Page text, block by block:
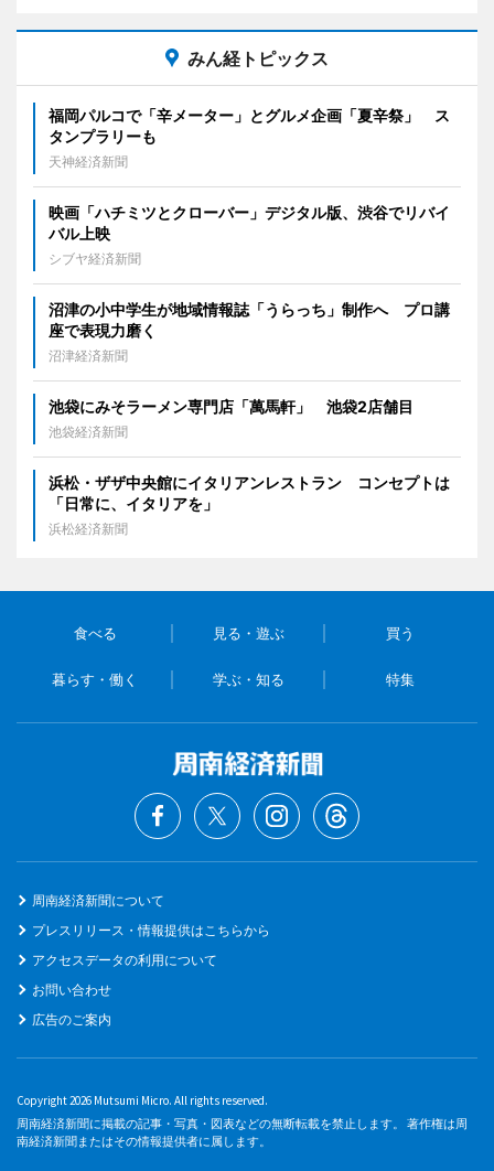
みん経トピックス
福岡パルコで「辛メーター」とグルメ企画「夏辛祭」 ス
タンプラリーも
天神経済新聞
映画「ハチミツとクローバー」デジタル版、渋谷でリバイ
バル上映
シブヤ経済新聞
沼津の小中学生が地域情報誌「うらっち」制作へ プロ講
座で表現力磨く
沼津経済新聞
池袋にみそラーメン専門店「萬馬軒」 池袋2店舗目
池袋経済新聞
浜松・ザザ中央館にイタリアンレストラン コンセプトは
「日常に、イタリアを」
浜松経済新聞
食べる 見る・遊ぶ 買う
暮らす・働く 学ぶ・知る 特集
周南経済新聞について
プレスリリース・情報提供はこちらから
アクセスデータの利用について
お問い合わせ
広告のご案内
Copyright 2026 Mutsumi Micro. All rights reserved.
周南経済新聞に掲載の記事・写真・図表などの無断転載を禁止します。 著作権は周
南経済新聞またはその情報提供者に属します。